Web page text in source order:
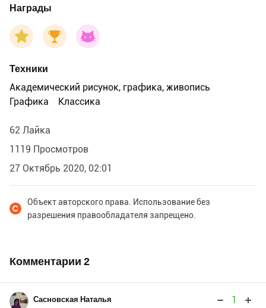
Награды
Техники
Академический рисунок, графика, живопись
Графика
Классика
62 Лайка
1119 Просмотров
27 Октябрь 2020, 02:01
Объект авторского права. Использование без
разрешения правообладателя запрещено.
Комментарии 2
Сасновская Наталья 1